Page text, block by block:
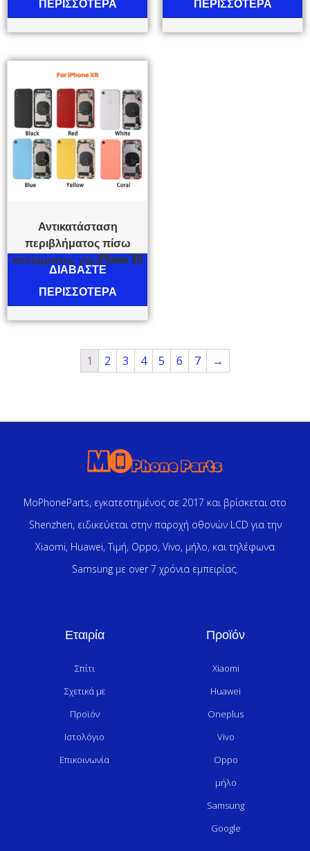
Αντικατάσταση
περιβλήματος πίσω
καλύμματος για iPhone XR
ΔΙΑΒΆΣΤΕ
ΠΕΡΙΣΣΌΤΕΡΑ
1 2 3 4 5 6 7 →
MoPhoneParts, εγκατεστημένος σε 2017 και βρίσκεται στο
Shenzhen, ειδικεύεται στην παροχή οθονών LCD για την
Xiaomi, Huawei, Τιμή, Oppo, Vivo, μήλο, και τηλέφωνα
Samsung με over 7 χρόνια εμπειρίας.
Εταιρία
Σπίτι
Σχετικά με
Προϊόν
Ιστολόγιο
Επικοινωνία
Προϊόν
Xiaomi
Huawei
Oneplus
Vivo
Oppo
μήλο
Samsung
Google